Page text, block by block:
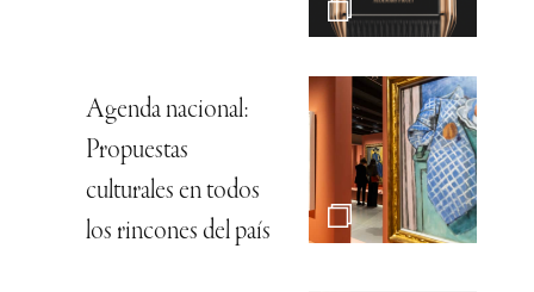
Agenda nacional:
Propuestas
culturales en todos
los rincones del país